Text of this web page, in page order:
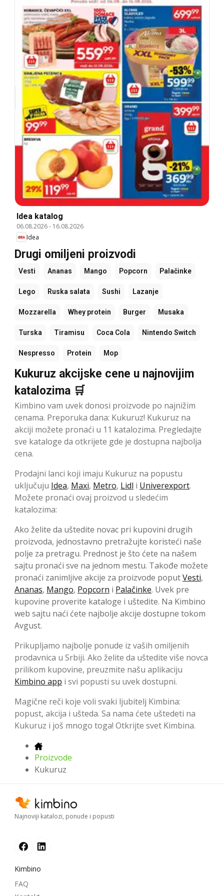
Idea katalog
06.08.2026- 16.08.2026
Idea
Drugi omiljeni proizvodi
Vesti Ananas Mango Popcorn Palačinke
Lego Ruska salata Sushi Lazanje
Mozzarella Whey protein Burger Musaka
Turska Tiramisu Coca Cola Nintendo Switch
Nespresso Protein Mop
Kukuruz akcijske cene u najnovijim
katalozima 🛒
Kimbino vam uvek donosi proizvode po najnižim
cenama. Preporuka dana: Kukuruz! Kukuruz na
akciji možete pronaći u 11 katalozima. Pregledajte
sve kataloge da otkrijete gde je dostupna najbolja
cena.
Prodajni lanci koji imaju Kukuruz na popustu
uključuju Idea, Maxi, Metro, Lidl i Univerexport.
Možete pronaći ovaj proizvod u sledećim
katalozima:
Ako želite da uštedite novac pri kupovini drugih
proizvoda, jednostavno pretražujte koristeći naše
polje za pretragu. Prednost je što ćete na našem
sajtu pronaći sve na jednom mestu. Takođe možete
pronaći zanimljive akcije za proizvode poputVesti,
Ananas, Mango, Popcorn i Palačinke. Uvek pre
kupovine proverite kataloge i uštedite. Na Kimbino
web sajtu naći ćete najbolje akcije dostupne tokom
Avgust.
Prikupljamo najbolje ponude iz vaših omiljenih
prodavnica u Srbiji. Ako želite da uštedite više novca
prilikom kupovine, preuzmite našu aplikaciju
Kimbino app i svi popusti su uvek dostupni.
Magične reči koje voli svaki ljubitelj Kimbina:
popust, akcija i ušteda. Sa nama ćete uštedeti na
Kukuruz i još mnogo toga! Otkrijte svet Kimbina.
Proizvode
Kukuruz
Najnoviji katalozi, ponude i popusti
Kimbino
FAQ